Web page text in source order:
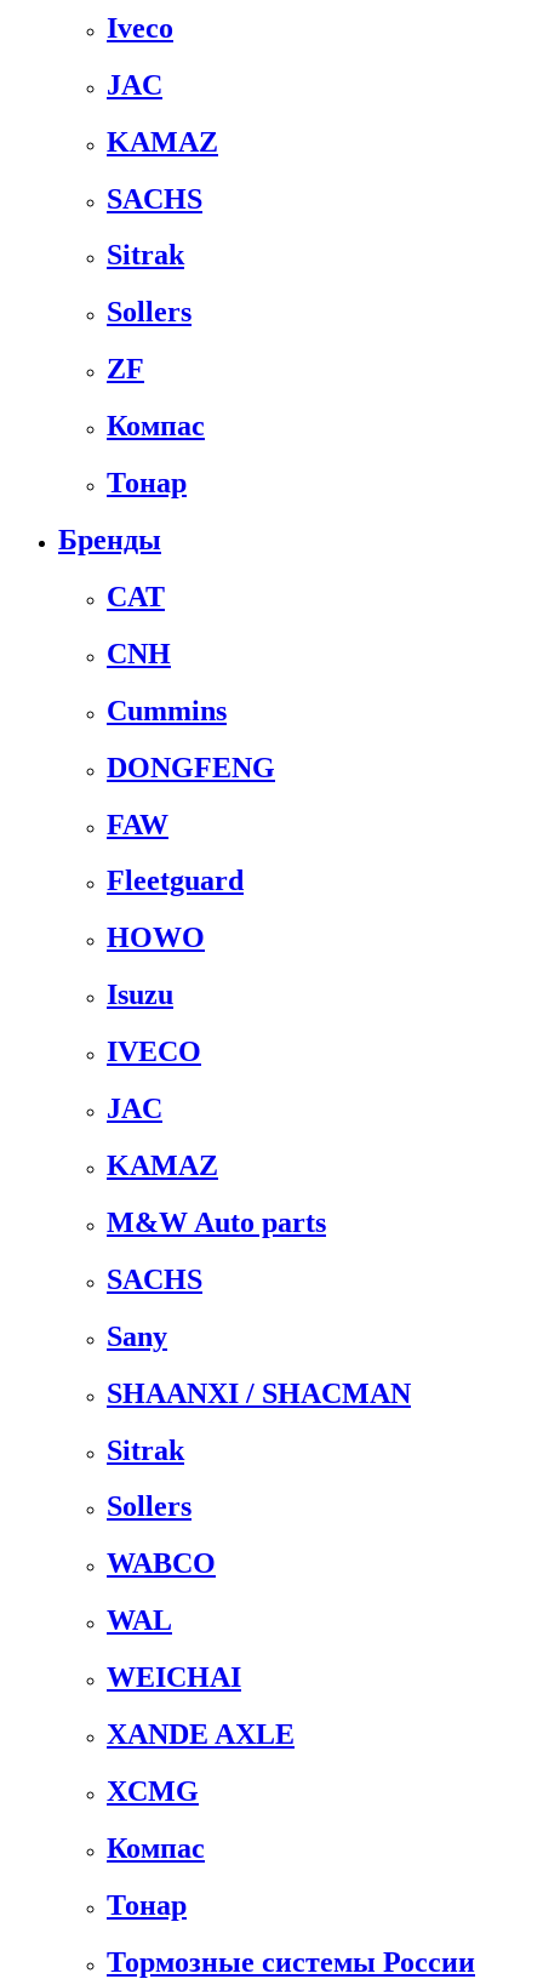
Iveco
JAC
KAMAZ
SACHS
Sitrak
Sollers
ZF
Компас
Тонар
Бренды
CAT
CNH
Cummins
DONGFENG
FAW
Fleetguard
HOWO
Isuzu
IVECO
JAC
KAMAZ
M&W Auto parts
SACHS
Sany
SHAANXI / SHACMAN
Sitrak
Sollers
WABCO
WAL
WEICHAI
XANDE AXLE
XCMG
Компас
Тонар
Тормозные системы России